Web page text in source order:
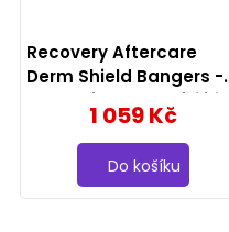
u
Recovery Aftercare
Derm Shield Bangers -
kruhová ochranná fólie,
náplast na t etování 7,6
x 7,6 cm 100ks
1 059 Kč
Do košíku